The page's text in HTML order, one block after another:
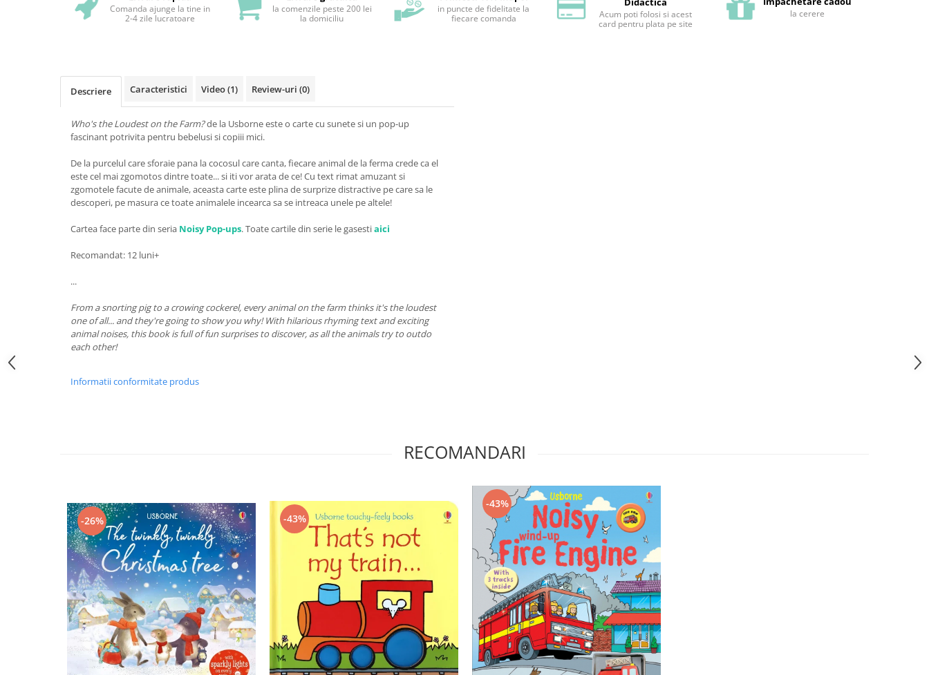
Comanda ajunge la tine in
2-4 zile lucratoare
la comenzile peste 200 lei
la domiciliu
in puncte de fidelitate la
fiecare comanda
Acum poti folosi si acest
card pentru plata pe site
la cerere
Descriere Caracteristici Video(1) Review-uri (0)
Who's the Loudest on the Farm?de la Usborne este o carte cu sunete si un pop-up
fascinant potrivita pentru bebelusi si copiii mici.
De la purcelul care sforaie pana la cocosul care canta, fiecare animal de la ferma crede ca el
este cel mai zgomotos dintre toate... si iti vor arata de ce! Cu text rimat amuzant si
zgomotele facute de animale, aceasta carte este plina de surprize distractive pe care sa le
descoperi, pe masura ce toate animalele incearca sa se intreaca unele pe altele!
Cartea face parte din seria Noisy Pop-ups. Toate cartile din serie le gasestiaici
Recomandat: 12 luni+
...
From a snorting pig to a crowing cockerel, every animal on the farm thinks it's the loudest
one of all... and they're going to show you why! With hilarious rhyming text and exciting
animal noises, this book is full of fun surprises to discover, as all the animals try to outdo
each other!
Informatii conformitate produs
RECOMANDARI
-26% -43%
-43%